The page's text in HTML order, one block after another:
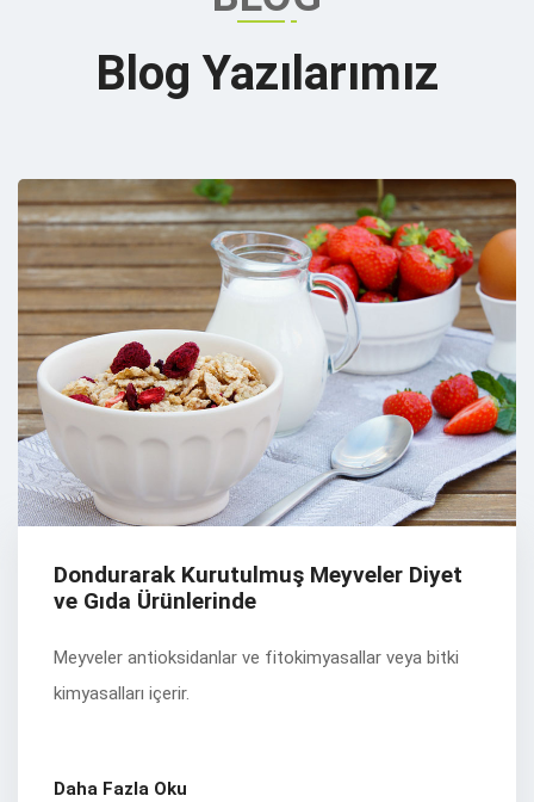
Blog Yazılarımız
Dondurarak Kurutulmuş Meyveler Diyet
ve Gıda Ürünlerinde
Meyveler antioksidanlar ve fitokimyasallar veya bitki
kimyasalları içerir.
Daha Fazla Oku